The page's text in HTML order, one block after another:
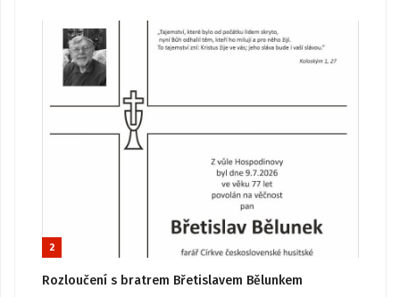
2
Rozloučení s bratrem Břetislavem Bělunkem